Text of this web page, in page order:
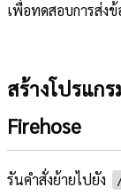
เพื่อทดสอบการส่ง
สร้างโปรแก
Firehose
รันคำสั่งย้ายไปยัง